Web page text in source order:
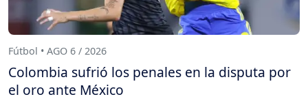
Fútbol • AGO 6 / 2026
Colombia sufrió los penales en la disputa por
el oro ante México